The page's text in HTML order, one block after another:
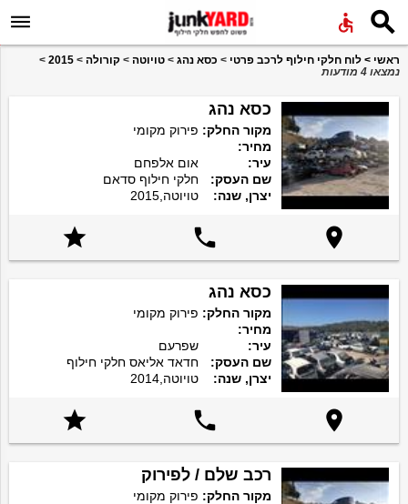
 
ראשי > לוח חלקי חילוף לרכב פרטי > כסא נהג > טויוטה > קורולה >
2015
>
נמצאו 4 מודעות
כסא נהג
מקור החלק: פירוק מקומי
מחיר:
עיר:
אום אלפחם
שם העסק:
חלקי חילוף סדאם
יצרן, שנה:
טויוטה,2015



כסא נהג
מקור החלק: פירוק מקומי
מחיר:
עיר:
שפרעם
שם העסק:
חדאד אליאס חלקי חילוף
יצרן, שנה:
טויוטה,2014



רכב שלם / לפירוק
מקור החלק: פירוק מקומי